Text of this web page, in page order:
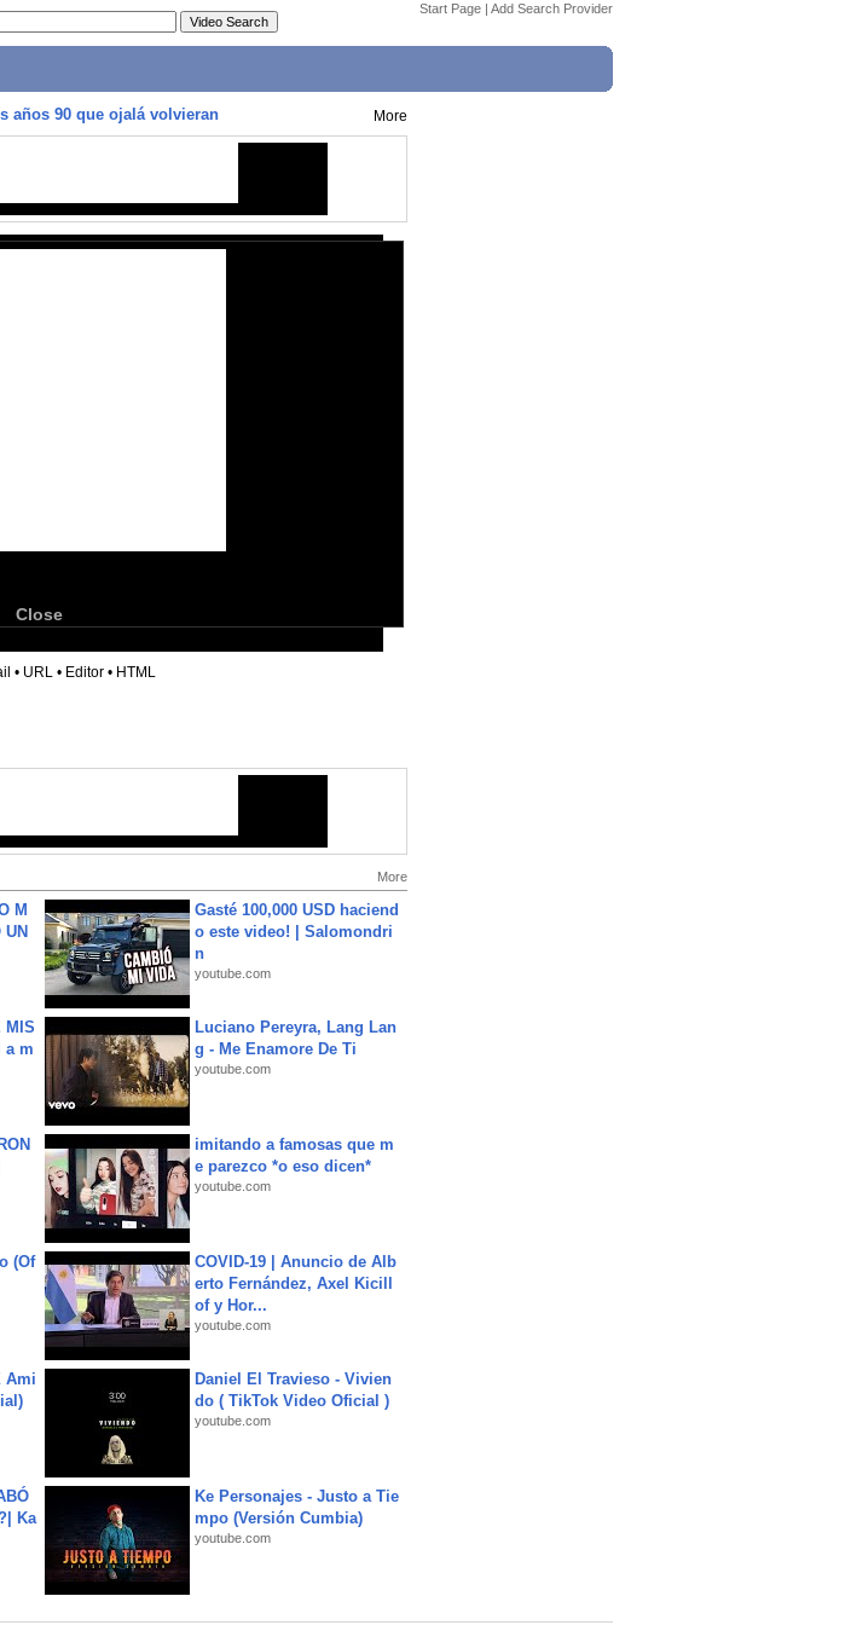
Start Page | Add Search Provider
años 90 que ojalá volvieran More
Close
• URL • Editor • HTML
More
M
Gasté 100,000 USD haciend
o este video! | Salomondri
n
youtube.com
MIS
a m
Luciano Pereyra, Lang Lan
g - Me Enamore De Ti
youtube.com
imitando a famosas que m
e parezco *o eso dicen*
youtube.com
(Of
COVID-19 | Anuncio de Alb
erto Fernández, Axel Kicill
of y Hor...
youtube.com
Ami
Daniel El Travieso - Vivien
do ( TikTok Video Oficial )
youtube.com
Ka
Ke Personajes - Justo a Tie
mpo (Versión Cumbia)
youtube.com